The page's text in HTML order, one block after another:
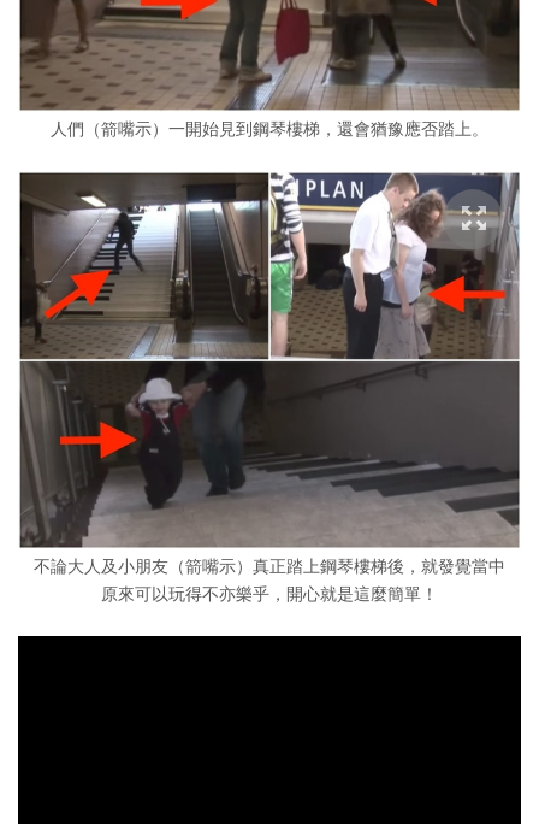
人們（箭嘴示）一開始見到鋼琴樓梯，還會猶豫應否踏上。
不論大人及小朋友（箭嘴示）真正踏上鋼琴樓梯後，就發覺當中
原來可以玩得不亦樂乎，開心就是這麼簡單！